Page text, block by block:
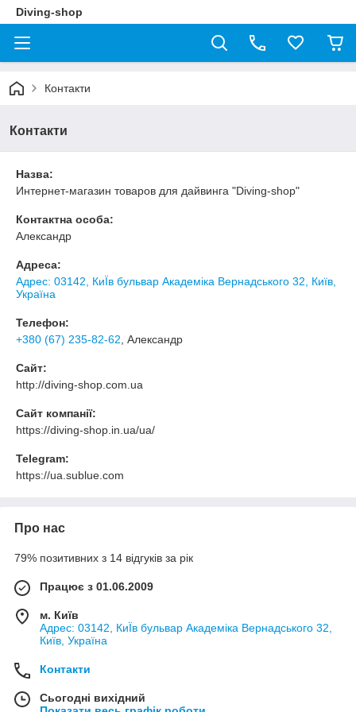
Diving-shop
Контакти
Контакти
Назва:
Интернет-магазин товаров для дайвинга "Diving-shop"
Контактна особа:
Александр
Адреса:
Адрес: 03142, КиЇв бульвар Академіка Вернадського 32, Київ,
Україна
Телефон:
+380 (67) 235-82-62 , Александр
Сайт:
http://diving-shop.com.ua
Сайт компанії:
https://diving-shop.in.ua/ua/
Telegram:
https://ua.sublue.com
Про нас
79% позитивних з 14 відгуків за рік
Працює з 01.06.2009
м. Київ
Адрес: 03142, КиЇв бульвар Академіка Вернадського 32,
Київ, Україна
Контакти
Сьогодні вихідний